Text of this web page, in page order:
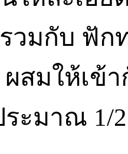
วมกับ ฟัก
ผสมให้เข้
ะมาณ 1/